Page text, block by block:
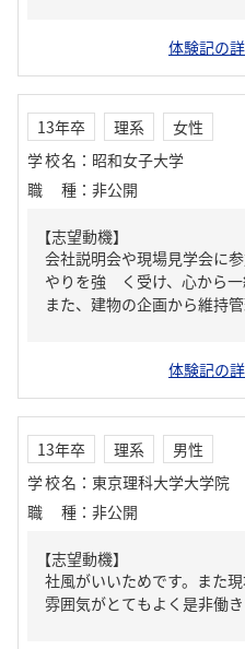
体験記の
13年卒 理系
女性
学校名 ： 昭和女子大学
職種 ： 非公開
【志望動機】
会社説明会や現場見学会に
やりを強 く受け、心から一
また、建物の企画から維持
体験記の
13年卒 理系
男性
学校名 ： 東京理科大学大学院
職種 ： 非公開
【志望動機】
社風がいいためです。また
雰囲気がとてもよく是非働き